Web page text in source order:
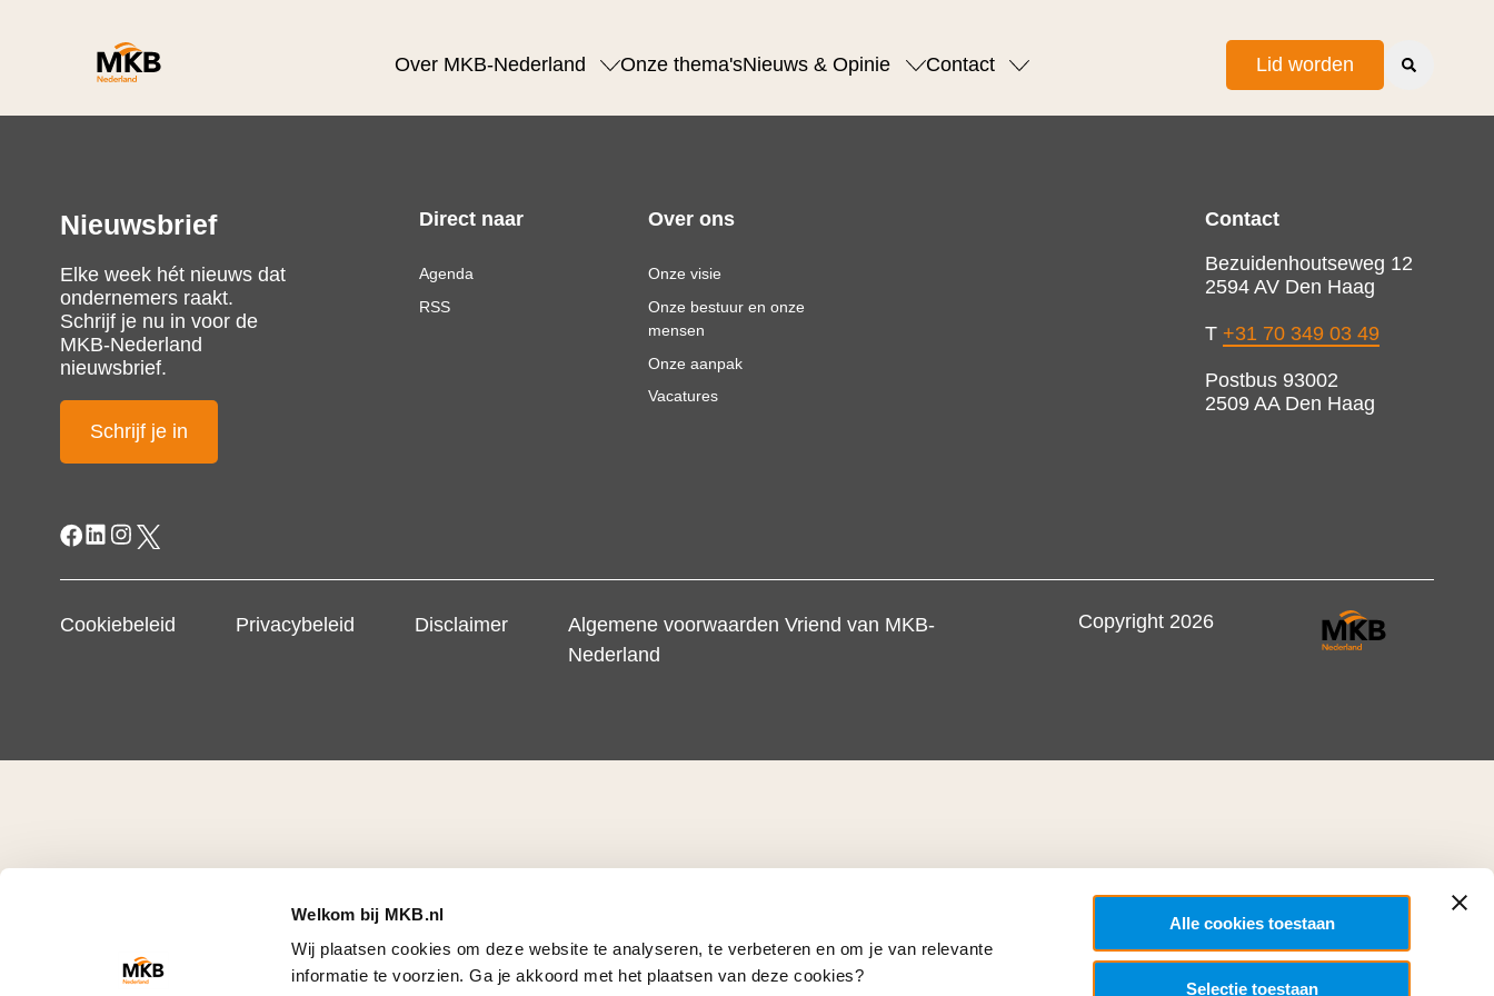
Welkom bij MKB.nl
Wij plaatsen cookies om deze website te analyseren, te verbeteren en om je van relevante
informatie te voorzien. Ga je akkoord met het plaatsen van deze cookies?
Alle cookies toestaan
Selectie toestaan
Over MKB-Nederland Onze thema'sNieuws & Opinie Contact Lid worden
Nieuwsbrief
Elke week hét nieuws dat
ondernemers raakt.
Schrijf je nu in voor de
MKB-Nederland
nieuwsbrief.
Schrijf je in
Direct naar
Agenda
RSS
Over ons
Onze visie
Onze bestuur en onze
mensen
Onze aanpak
Vacatures
Contact
Bezuidenhoutseweg 12
2594 AV Den Haag
T +31 70 349 03 49
Postbus 93002
2509 AA Den Haag
Cookiebeleid Privacybeleid Disclaimer
Algemene voorwaarden Vriend van MKB-
Nederland
Copyright 2026